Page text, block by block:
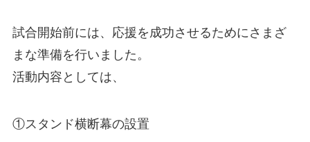
試合開始前には、応援を成功させるためにさまざ
まな準備を行いました。
活動内容としては、
①スタンド横断幕の設置